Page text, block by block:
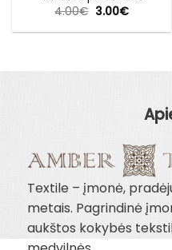
4.00€ Original
was:
3.00€Current
is:
Textile – įmonė,
metais. Pagrindinė
aukštos kokybės